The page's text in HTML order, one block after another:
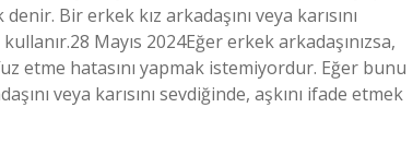
Bir erkek kız arkadaşını veya karısını
Mayıs 2024Eğer erkek arkadaşınızsa,
etme hatasını yapmak istemiyordur. Eğer bunu
veya karısını sevdiğinde, aşkını ifade etmek